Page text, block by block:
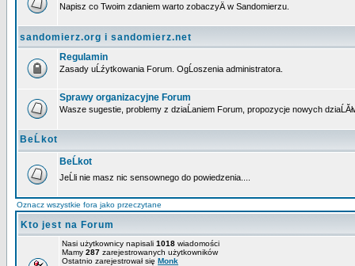
Napisz co Twoim zdaniem warto zobaczyÄ w Sandomierzu.
sandomierz.org i sandomierz.net
Regulamin
Zasady uĹźytkowania Forum. OgĹoszenia administratora.
Sprawy organizacyjne Forum
Wasze sugestie, problemy z dziaĹaniem Forum, propozycje nowych
BeĹkot
BeĹkot
JeĹli nie masz nic sensownego do powiedzenia....
Oznacz wszystkie fora jako przeczytane
Kto jest na Forum
Nasi użytkownicy napisali 1018 wiadomości
Mamy 287 zarejestrowanych użytkowników
Ostatnio zarejestrował się Monk